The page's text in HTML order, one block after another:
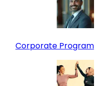
Corporate Program